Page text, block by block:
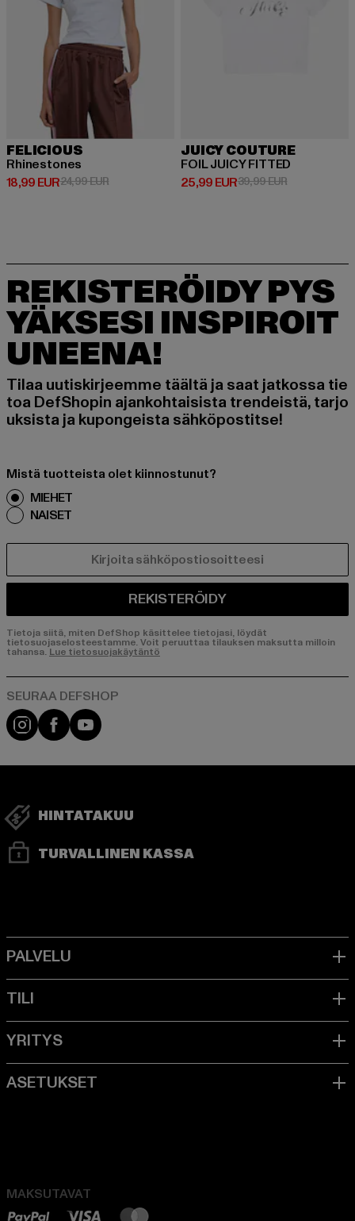
FELICIOUS
Rhinestones
18,99 EUR
Ajankohtainen hinta: 18,99 EUR
24,99 EURKampanjahinta: 24,99 EUR
JUICY COUTURE
FOIL JUICY FITTED
25,99 EUR
Ajankohtainen hinta: 25,99 EUR
39,99 EUR
REKISTERÖIDY PYS
YÄKSESI INSPIROIT
UNEENA!
Tilaa uutiskirjeemme täältä ja saat jatkossa tie
toa DefShopin ajankohtaisista trendeistä, tarjo
uksista ja kupongeista sähköpostitse!
Mistä tuotteista olet kiinnostunut?
MIEHET
NAISET
REKISTERÖIDY
Tietoja siitä, miten DefShop käsittelee tietojasi, löydät
tietosuojaselosteestamme. Voit peruuttaa tilauksen maksutta milloin
tahansa. Lue tietosuojakäytäntö
Visit our Instagram page:
Visit our Facebook page:
Visit our YouTube channel:
HINTATAKUU
TURVALLINEN KASSA
MAKSUTAVAT